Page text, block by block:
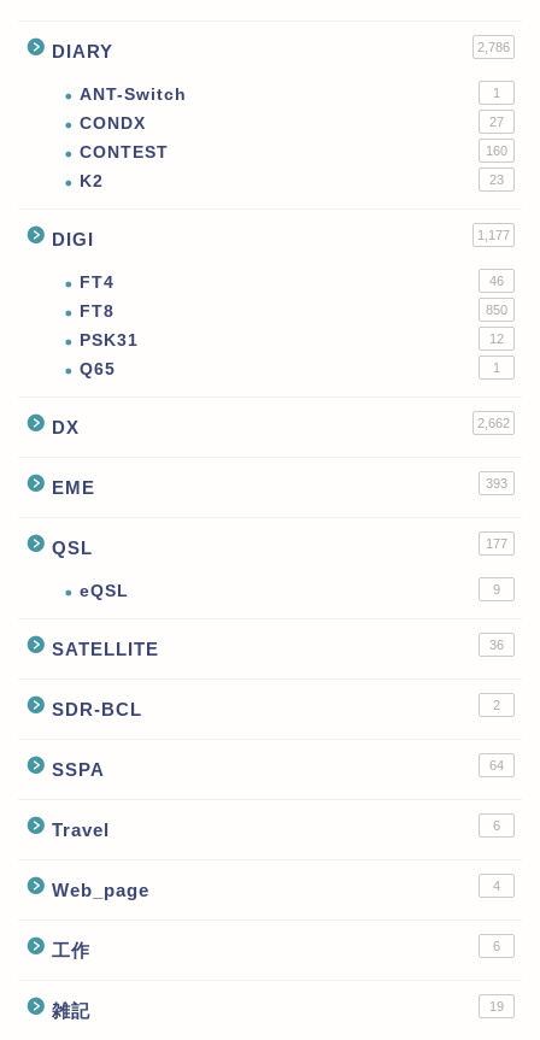
DIARY 2,786
ANT-Switch 1
CONDX 27
CONTEST 160
K2 23
DIGI 1,177
FT4 46
FT8 850
PSK31 12
Q65 1
DX 2,662
EME 393
QSL 177
eQSL 9
SATELLITE 36
SDR-BCL 2
SSPA 64
Travel 6
Web_page 4
工作 6
雑記 19